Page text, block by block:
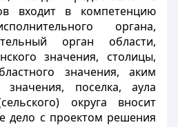
входит в компетенцию
органа,
орган области,
значения, столицы,
значения, аким
значения, поселка, аула
округа вносит
дело с проектом решения